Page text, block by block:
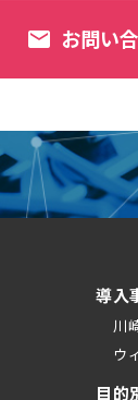
mail お問い
導入
川
ウ
目的